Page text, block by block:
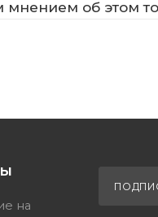
мнением об этом
на